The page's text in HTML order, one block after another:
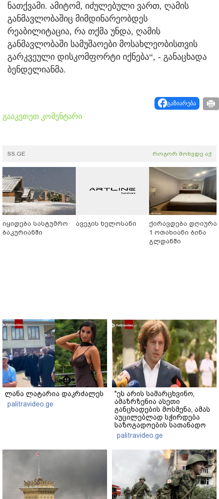
ნათქვამი. ამიტომ, იძულებული ვართ, ღამის
განმავლობაშიც მიმდინარეობდეს
რეაბილიტაცია, რა თქმა უნდა, ღამის
განმავლობაში სამუშაოები მოსახლეობისთვის
გარკვეული დისკომფორტი იქნება“, - განაცხადა
ბენდელიანმა.
გაზიარება
გააკეთეთ კომენტარი
SS.GE როგორ მოხვდე აქ
იყიდება სასტუმრო
ბაკურიანში
ავეჯის ხელოსანი
ქირავდება
1 ოთახიანი ბინა
გლდანში
ლანა ლატარია დაკრძალეს
palitravideo.ge
"ეს არის სამარცხვინო,
ამაზრზენია ასეთი
განცხადების მოსმენა, ამას
აუცილებლად სჭირდება
საზოგადოების სათანადო
რეაქცია" - ირაკლი
კობახიძე
palitravideo.ge